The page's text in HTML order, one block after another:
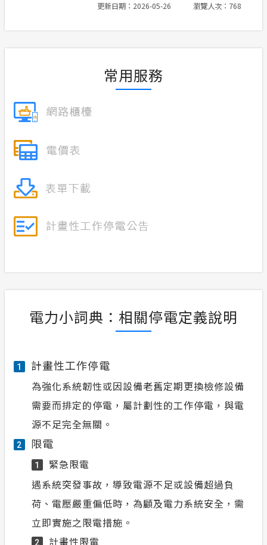
更新日期：2026-05-26 瀏覽人次：768
常用服務
電力小詞典：相關停電定義說明
1 計畫性工作停電
為強化系統韌性或因設備老舊定期更換檢修設備
需要而排定的停電，屬計劃性的工作停電，與電
源不足完全無關。
2 限電
1
緊急限電
遇系統突發事故，導致電源不足或設備超過負
荷、電壓嚴重偏低時，為顧及電力系統安全，需
立即實施之限電措施。
2
計畫性限電